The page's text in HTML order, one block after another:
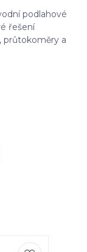
podlahové
řešení
průtokoměry a